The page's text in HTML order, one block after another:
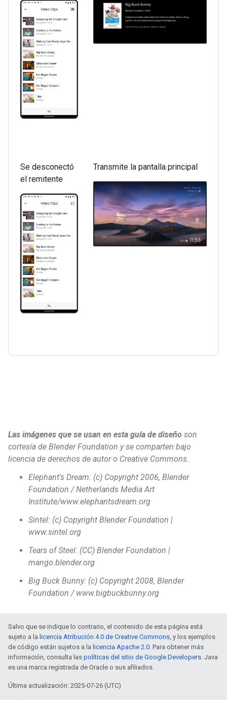
Se desconectó
el remitente
Transmite la pantalla principal
Las imágenes que se usan en esta guía de diseño son
cortesía de Blender Foundation y se comparten bajo
licencia de derechos de autor o Creative Commons.
Elephant's Dream: (c) Copyright 2006, Blender
Foundation / Netherlands Media Art
Institute/www.elephantsdream.org
Sintel: (c) Copyright Blender Foundation |
www.sintel.org
Tears of Steel: (CC) Blender Foundation |
mango.blender.org
Big Buck Bunny: (c) Copyright 2008, Blender
Foundation / www.bigbuckbunny.org
Salvo que se indique lo contrario, el contenido de esta página está
sujeto a la licencia Atribución 4.0 de Creative Commons, y los ejemplos
de código están sujetos a la licencia Apache 2.0. Para obtener más
información, consulta las políticas del sitio de Google Developers. Java
es una marca registrada de Oracle o sus afiliados.
Última actualización: 2025-07-26 (UTC)